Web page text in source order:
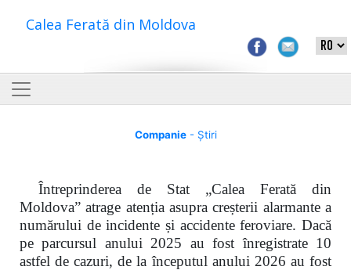
Calea Ferată din Moldova
Companie- Știri
Întreprinderea de Stat „Calea Ferată din
Moldova” atrage atenția asupra creșterii alarmante a
numărului de incidente și accidente feroviare. Dacă
pe parcursul anului 2025 au fost înregistrate 10
astfel de cazuri, de la începutul anului 2026 au fost